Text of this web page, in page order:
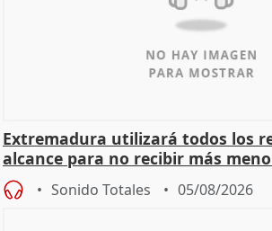
Extremadura utilizará todos los
alcance para no recibir más
Sonido Totales 05/08/2026